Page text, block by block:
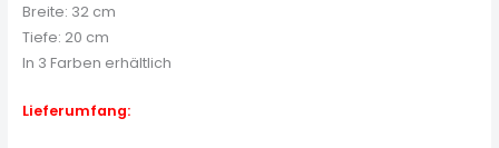
Breite: 32 cm
Tiefe: 20 cm
In 3 Farben erhältlich
Lieferumfang: